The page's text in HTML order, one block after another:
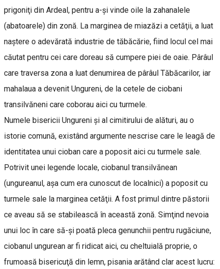
prigoniţi din Ardeal, pentru a-şi vinde oile la zahanalele
(abatoarele) din zonă. La marginea de miazăzi a cetăţii, a luat
naştere o adevărată industrie de tăbăcărie, fiind locul cel mai
căutat pentru cei care doreau să cumpere piei de oaie. Pârâul
care traversa zona a luat denumirea de pârâul Tăbăcarilor, iar
mahalaua a devenit Ungureni, de la cetele de ciobani
transilvăneni care coborau aici cu turmele.
Numele bisericii Ungureni şi al cimitirului de alături, au o
istorie comună, existând argumente nescrise care le leagă de
identitatea unui cioban care a poposit aici cu turmele sale.
Potrivit unei legende locale, ciobanul transilvănean
(ungureanul, aşa cum era cunoscut de localnici) a poposit cu
turmele sale la marginea cetăţii. A fost primul dintre păstorii
ce aveau să se stabilească în această zonă. Simţind nevoia
unui loc în care să-şi poată pleca genunchii pentru rugăciune,
ciobanul ungurean ar fi ridicat aici, cu cheltuială proprie, o
frumoasă bisericuţă din lemn, pisania arătând clar acest lucru: